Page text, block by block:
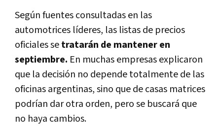
Según fuentes consultadas en las
automotrices líderes, las listas de precios
oficiales setratarán de mantener en
septiembre. En muchas empresas explicaron
que la decisión no depende totalmente de las
oficinas argentinas, sino que de casas matrices
podrían dar otra orden, pero se buscará que
no haya cambios.